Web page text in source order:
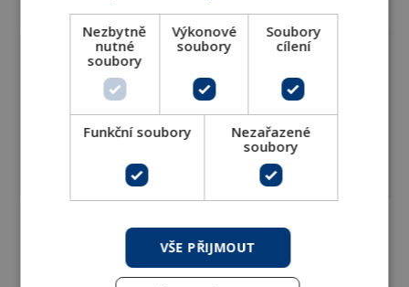
Připojovací
127.06.Hyd 149 Kč
Popis
Nezbytně
nutné
soubory
Výkonové
soubory
Soubory
cílení
Funkční soubory
Nezařazené
soubory
VŠE PŘIJMOUT